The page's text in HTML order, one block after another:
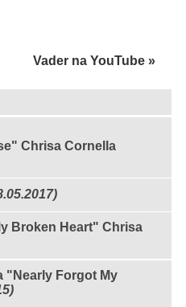
Vader na YouTube »
Chrisa Cornella
Broken Heart" Chrisa
"Nearly Forgot My